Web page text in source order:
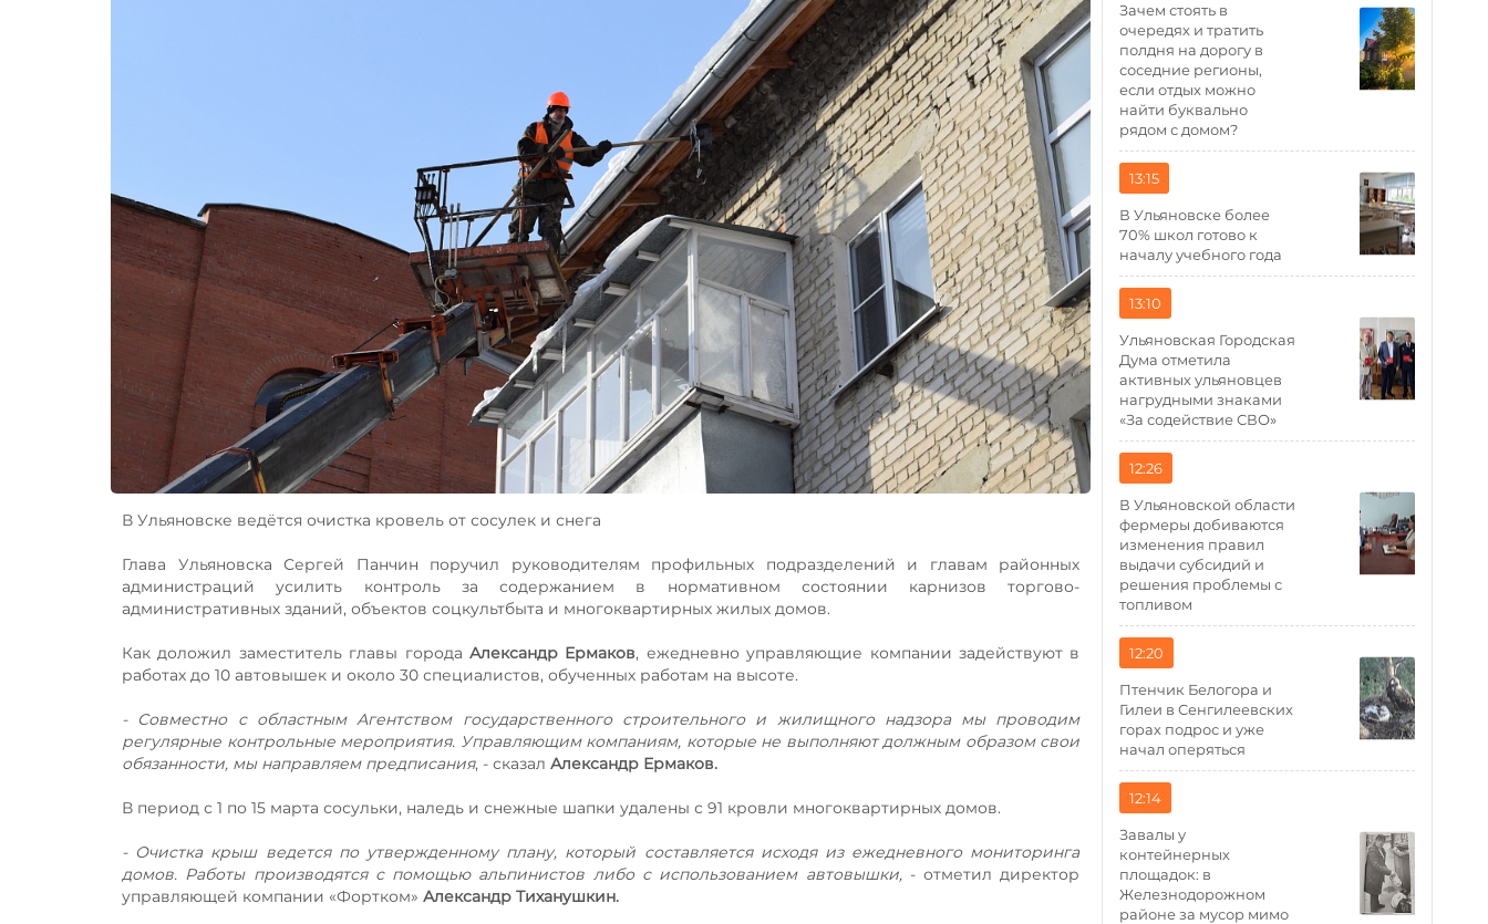
В Ульяновске ведётся очистка кровель от сосулек и снега
Глава Ульяновска Сергей Панчин поручил руководителям профильных подразделений и главам районных
администраций усилить контроль за содержанием в нормативном состоянии карнизов торгово-
административных зданий, объектов соцкультбыта и многоквартирных жилых домов.
Как доложил заместитель главы городаАлександр Ермаков, ежедневно управляющие компании задействуют в
работах до 10 автовышек и около 30 специалистов, обученных работам на высоте.
- Совместно с областным Агентством государственного строительного и жилищного надзора мы проводим
регулярные контрольные мероприятия. Управляющим компаниям, которые не выполняют должным образом свои
обязанности, мы направляем предписания, - сказал Александр Ермаков.
В период с 1 по 15 марта сосульки, наледь и снежные шапки удалены с 91 кровли многоквартирных домов.
- Очистка крыш ведется по утвержденному плану, который составляется исходя из ежедневного мониторинга
домов. Работы производятся с помощью альпинистов либо с использованием автовышки,- отметил директор
управляющей компании «Фортком» Александр Тиханушкин.
Зачем стоять в
очередях и тратить
полдня на дорогу в
соседние регионы,
если отдых можно
найти буквально
рядом с домом?
13:15
В Ульяновске более
70% школ готово к
началу учебного года
13:10
Ульяновская Городская
Дума отметила
активных ульяновцев
нагрудными знаками
«За содействие СВО»
12:26
В Ульяновской области
фермеры добиваются
изменения правил
выдачи субсидий и
решения проблемы с
топливом
12:20
Птенчик Белогора и
Гилеи в Сенгилеевских
горах подрос и уже
начал оперяться
12:14
Завалы у
контейнерных
площадок: в
Железнодорожном
районе за мусор мимо